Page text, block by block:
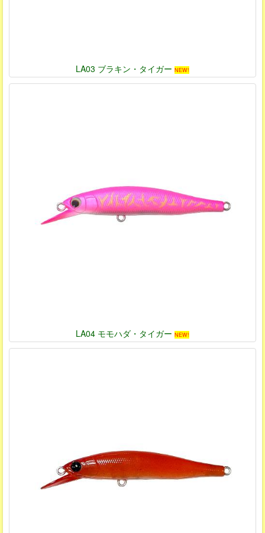
LA03 ブラキン・タイガー NEW!
LA04 モモハダ・タイガー NEW!